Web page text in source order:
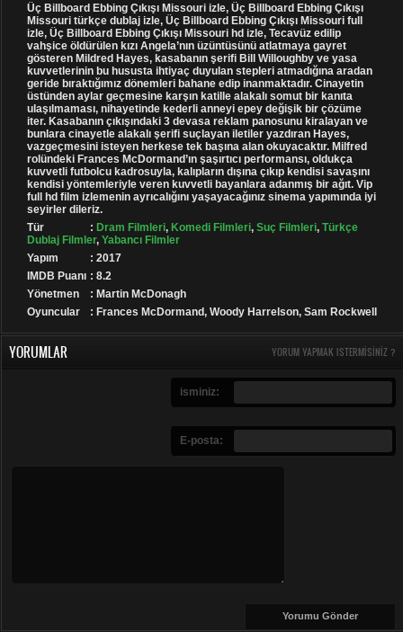
Üç Billboard Ebbing Çıkışı Missouri izle, Üç Billboard Ebbing Çıkışı
Missouri türkçe dublaj izle, Üç Billboard Ebbing Çıkışı Missouri full
izle, Üç Billboard Ebbing Çıkışı Missouri hd izle, Tecavüz edilip
vahşice öldürülen kızı Angela’nın üzüntüsünü atlatmaya gayret
gösteren Mildred Hayes, kasabanın şerifi Bill Willoughby ve yasa
kuvvetlerinin bu hususta ihtiyaç duyulan stepleri atmadığına aradan
geride bıraktığımız dönemleri bahane edip inanmaktadır. Cinayetin
üstünden aylar geçmesine karşın katille alakalı somut bir kanıta
ulaşılmaması, nihayetinde kederli anneyi epey değişik bir çözüme
iter. Kasabanın çıkışındaki 3 devasa reklam panosunu kiralayan ve
bunlara cinayetle alakalı şerifi suçlayan iletiler yazdıran Hayes,
vazgeçmesini isteyen herkese tek başına alan okuyacaktır. Milfred
rolündeki Frances McDormand’ın şaşırtıcı performansı, oldukça
kuvvetli futbolcu kadrosuyla, kalıpların dışına çıkıp kendisi savaşını
kendisi yöntemleriyle veren kuvvetli bayanlara adanmış bir ağıt. Vip
full hd film izlemenin ayrıcalığını yaşayacağınız sinema yapımında iyi
seyirler dileriz.
Tür
: Dram Filmleri, Komedi Filmleri, Suç Filmleri, Türkçe
Dublaj Filmler, Yabancı Filmler
Yapım
: 2017
IMDB Puanı : 8.2
Yönetmen
: Martin McDonagh
Oyuncular
: Frances McDormand, Woody Harrelson, Sam Rockwell
YORUMLAR YORUM YAPMAK ISTERMISINIZ ?
isminiz:
E-posta: